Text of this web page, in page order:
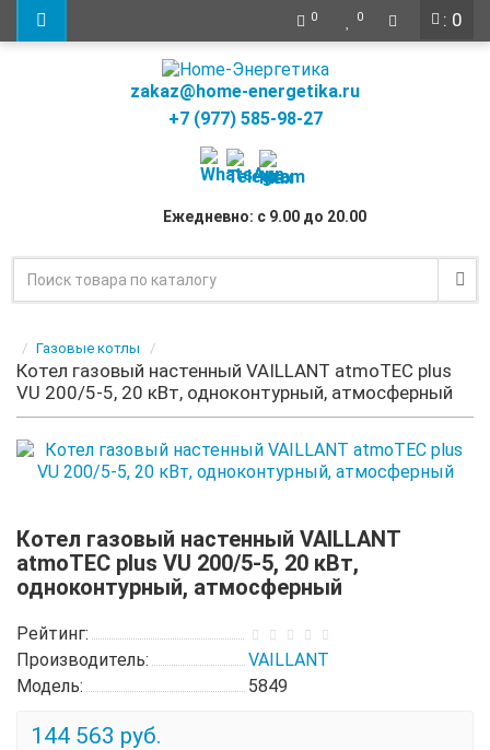
: 0
0 0
zakaz@home-energetika.ru
+7 (977) 585-98-27
Ежедневно: с 9.00 до 20.00
Газовые котлы
Котел газовый настенный VAILLANT atmoTEC plus
VU 200/5-5, 20 кВт, одноконтурный, атмосферный
Котел газовый настенный VAILLANT
atmoTEC plus VU 200/5-5, 20 кВт,
одноконтурный, атмосферный
Рейтинг:
Производитель:
VAILLANT
Модель:
5849
144 563 руб.